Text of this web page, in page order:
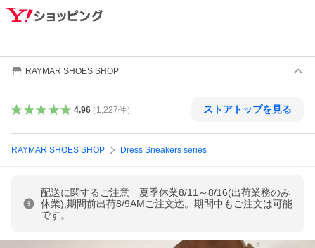
RAYMAR SHOES SHOP
4.96（ 1,227件） ストアトップを見る
RAYMAR SHOES SHOP Dress Sneakers series
配送に関するご注意 夏季休業8/11～8/16(出荷業務のみ
休業),期間前出荷8/9AMご注文迄。期間中もご注文は可能
です。